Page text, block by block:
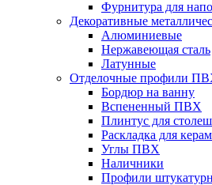
Фурнитура для
Декоративные
Алюминиевые
Нержавеющая сталь
Латунные
Отделочные профили
Бордюр на ванну
Вспененный ПВХ
Плинтус для
Раскладка для
Углы ПВХ
Наличники
Профили